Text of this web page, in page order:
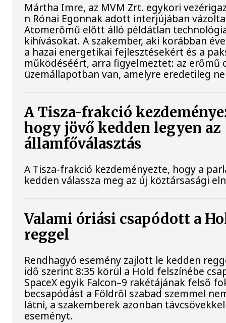
Mártha Imre, az MVM Zrt. egykori
n Rónai Egonnak adott interjújában
Atomerőmű előtt álló példátlan
kihívásokat. A szakember, aki korábban
a hazai energetikai fejlesztésekért és a
működéséért, arra figyelmeztet: az erőmű
üzemállapotban van, amelyre eredetileg
A Tisza-frakció
hogy jövő kedden legyen az
államfőválasztás
A Tisza-frakció kezdeményezte, hogy a
kedden válassza meg az új köztársasági
Valami óriási csapódott a
reggel
Rendhagyó esemény zajlott le kedden
idő szerint 8:35 körül a Hold felszínébe
SpaceX egyik Falcon–9 rakétájának felső
becsapódást a Földről szabad szemmel
látni, a szakemberek azonban
eseményt.